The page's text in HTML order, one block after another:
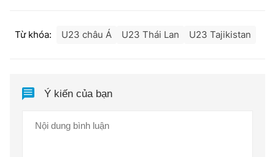
Từ khóa: U23 châu Á U23 Thái Lan U23 Tajikistan
Ý kiến của bạn